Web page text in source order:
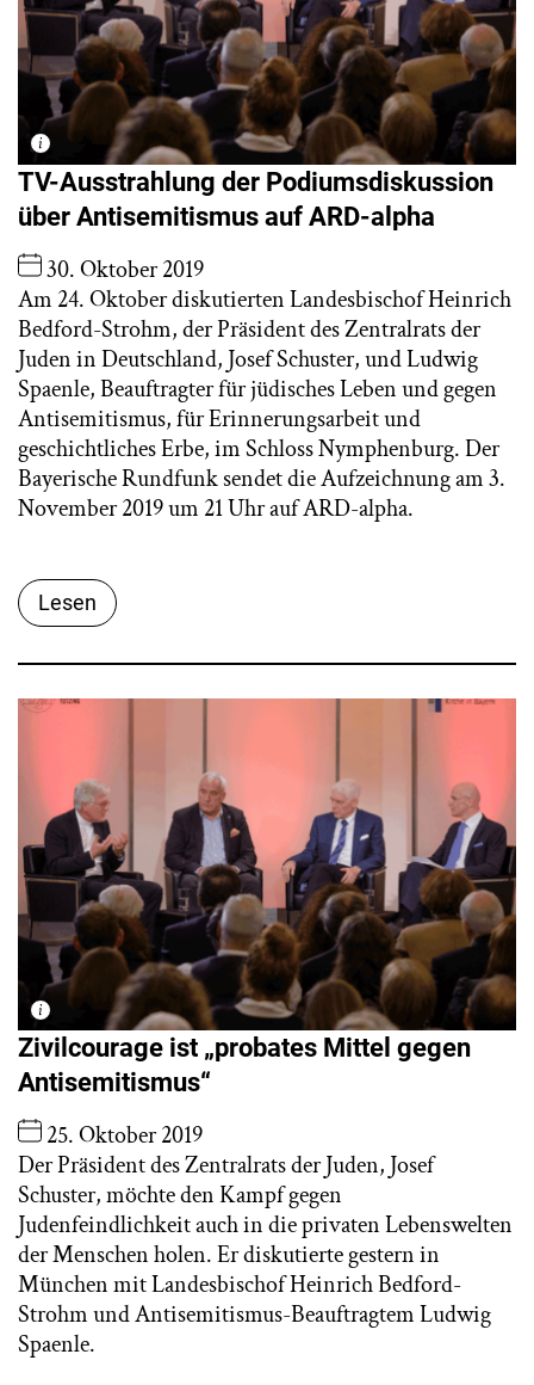
TV-Ausstrahlung der Podiumsdiskussion
über Antisemitismus auf ARD-alpha
30. Oktober 2019
Am 24. Oktober diskutierten Landesbischof Heinrich
Bedford-Strohm, der Präsident des Zentralrats der
Juden in Deutschland, Josef Schuster, und Ludwig
Spaenle, Beauftragter für jüdisches Leben und gegen
Antisemitismus, für Erinnerungsarbeit und
geschichtliches Erbe, im Schloss Nymphenburg. Der
Bayerische Rundfunk sendet die Aufzeichnung am 3.
November 2019 um 21 Uhr auf ARD-alpha.
Lesen
Zivilcourage ist „probates Mittel gegen
Antisemitismus“
25. Oktober 2019
Der Präsident des Zentralrats der Juden, Josef
Schuster, möchte den Kampf gegen
Judenfeindlichkeit auch in die privaten Lebenswelten
der Menschen holen. Er diskutierte gestern in
München mit Landesbischof Heinrich Bedford-
Strohm und Antisemitismus-Beauftragtem Ludwig
Spaenle.